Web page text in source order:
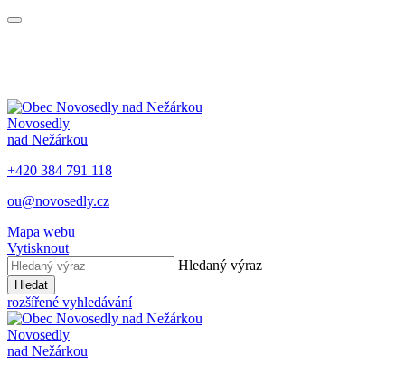
Novosedly
nad Nežárkou
+420 384 791 118
ou@novosedly.cz
Mapa webu
Vytisknout
Hledaný výraz
Hledat
rozšířené vyhledávání
Novosedly
nad Nežárkou